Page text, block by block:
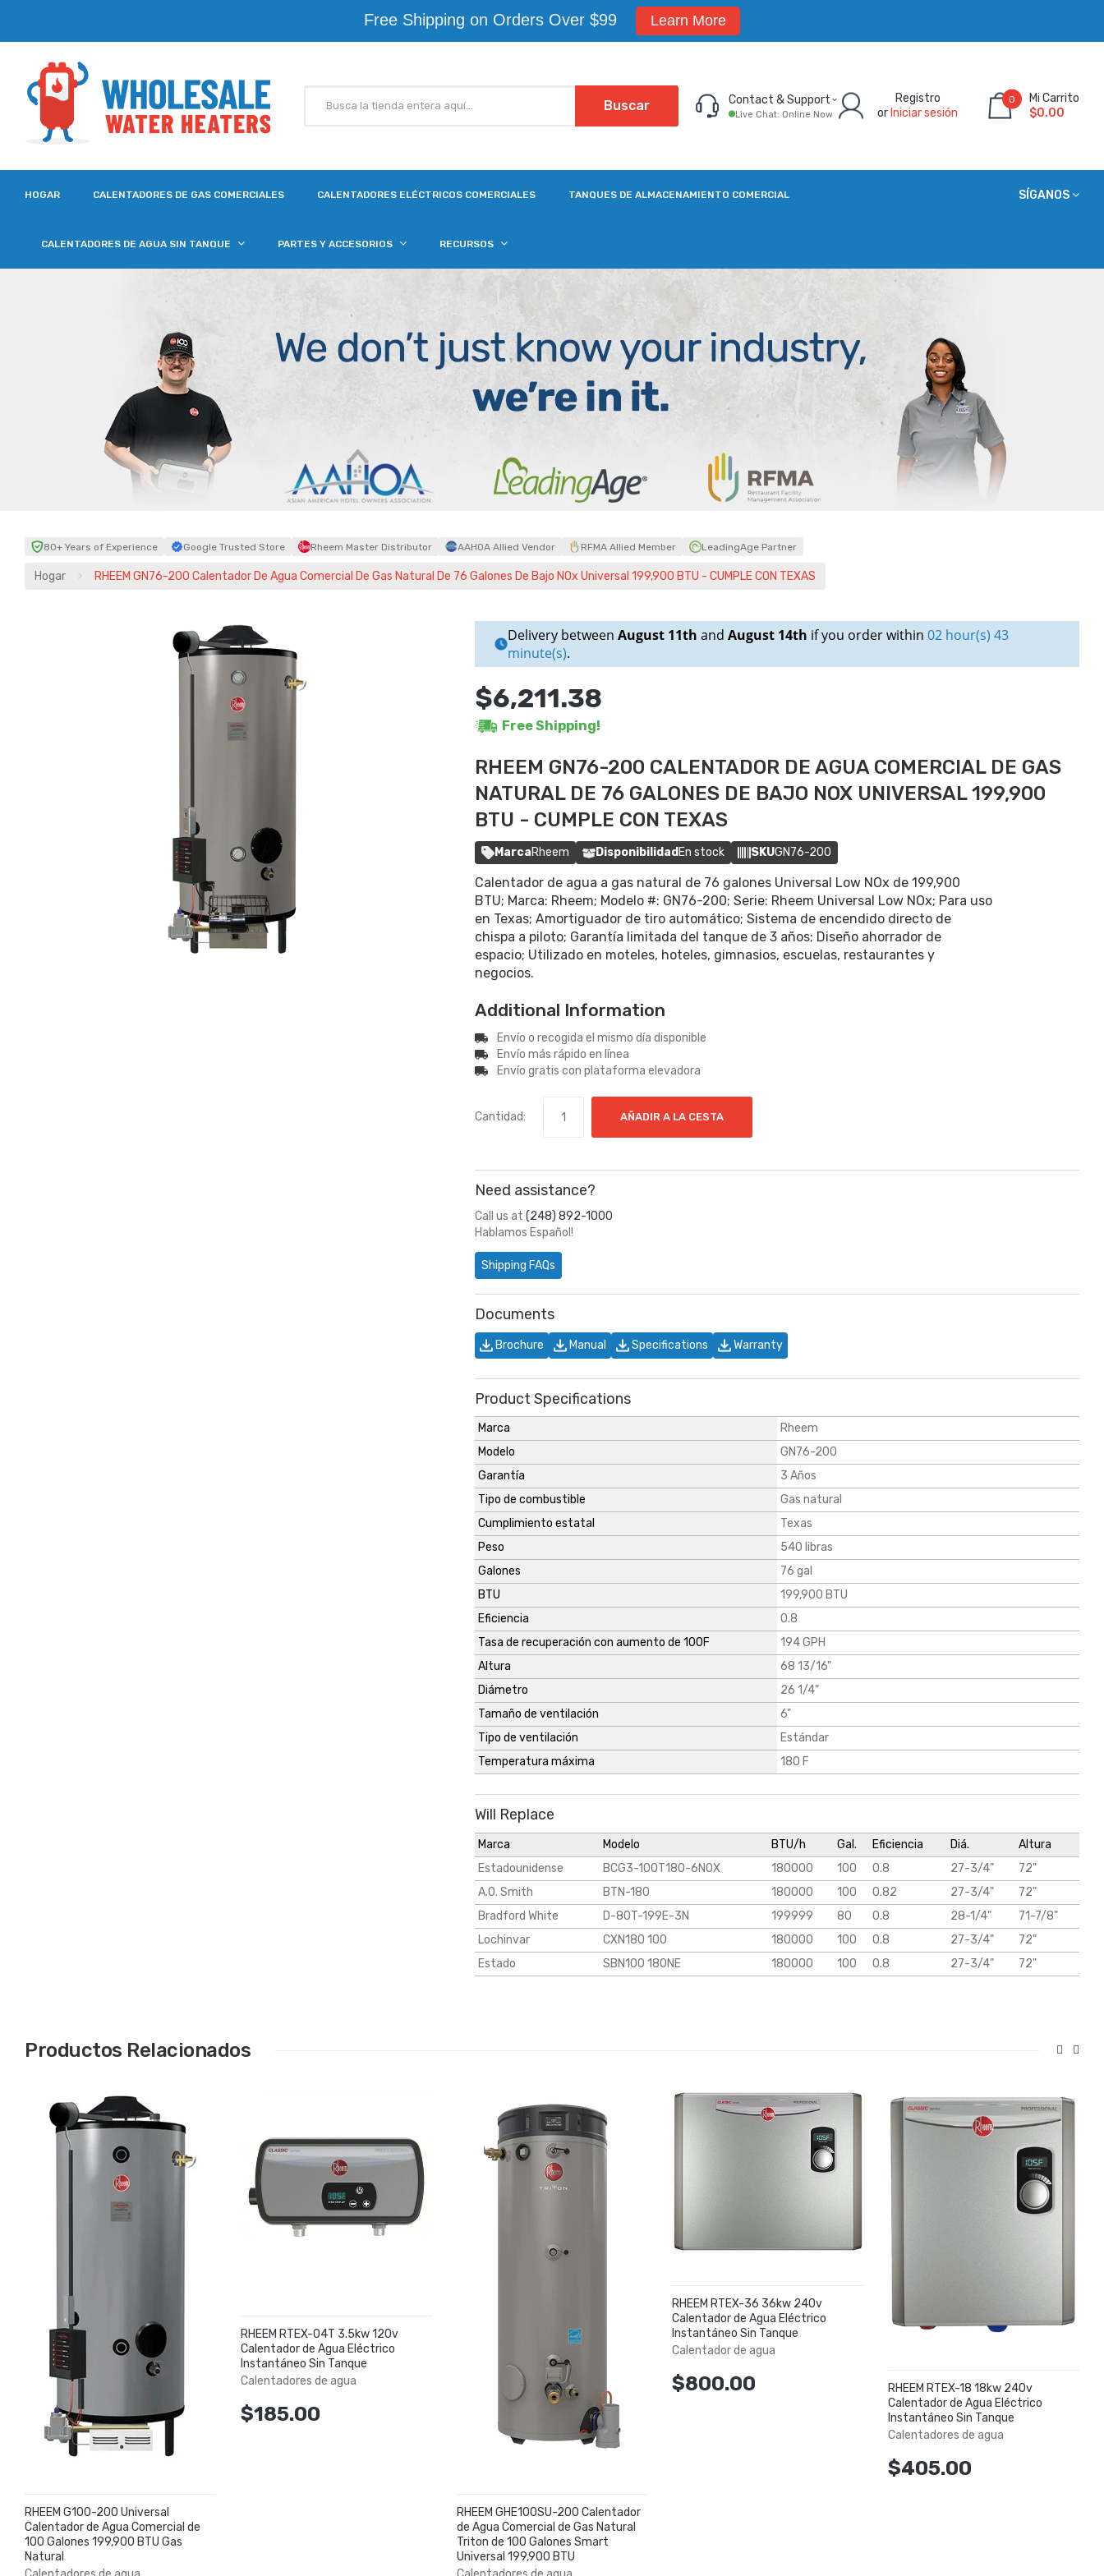
Free Shipping on Orders Over $99 Learn More
Buscar Contact & Support
Live Chat: Online Now
Registro
or Iniciar sesión
0
Mi Carrito
$0.00
SÍGANOS
HOGAR CALENTADORES DE GAS COMERCIALES CALENTADORES ELÉCTRICOS COMERCIALES TANQUES DE ALMACENAMIENTO COMERCIAL
CALENTADORES DE AGUA SIN TANQUE PARTES Y ACCESORIOS RECURSOS
80+ Years of Experience Google Trusted Store Rheem Master Distributor AAHOA Allied Vendor RFMA Allied Member LeadingAge Partner
Hogar RHEEM GN76-200 Calentador De Agua Comercial De Gas Natural De 76 Galones De Bajo NOx Universal 199,900 BTU - CUMPLE CON TEXAS
Delivery between August 11th and August 14th if you order within 02 hour(s) 43
minute(s).
$6,211.38
Free Shipping!
RHEEM GN76-200 CALENTADOR DE AGUA COMERCIAL DE GAS
NATURAL DE 76 GALONES DE BAJO NOX UNIVERSAL 199,900
BTU - CUMPLE CON TEXAS
MarcaRheem Disponibilidad En stock SKUGN76-200
Calentador de agua a gas natural de 76 galones Universal Low NOx de 199,900
BTU; Marca: Rheem; Modelo #: GN76-200; Serie: Rheem Universal Low NOx; Para uso
en Texas; Amortiguador de tiro automático; Sistema de encendido directo de
chispa a piloto; Garantía limitada del tanque de 3 años; Diseño ahorrador de
espacio; Utilizado en moteles, hoteles, gimnasios, escuelas, restaurantes y
negocios.
Additional Information
Envío o recogida el mismo día disponible
Envío más rápido en línea
Envío gratis con plataforma elevadora
Cantidad: AÑADIR A LA CESTA
Need assistance?
Call us at (248) 892-1000
Hablamos Español!
Shipping FAQs
Documents
Brochure Manual Specifications Warranty
Product Specifications
Marca
Rheem
Modelo
GN76-200
Garantía
3 Años
Tipo de combustible
Gas natural
Cumplimiento estatal
Texas
Peso
540 libras
Galones
76 gal
BTU
199,900 BTU
Eficiencia
0.8
Tasa de recuperación con aumento de 100F
194 GPH
Altura
68 13/16"
Diámetro
26 1/4"
Tamaño de ventilación
6"
Tipo de ventilación
Estándar
Temperatura máxima
180 F
Will Replace
Marca Modelo BTU/h Gal. Eficiencia Diá.
Altura
Estadounidense
BCG3-100T180-6N0X 180000 100 0.8 27-3/4"
72"
A.O. Smith
BTN-180 180000 100 0.82 27-3/4"
72"
Bradford White
D-80T-199E-3N 199999 80 0.8 28-1/4"
71-7/8"
Lochinvar
CXN180 100 180000 100 0.8 27-3/4"
72"
Estado
SBN100 180NE 180000 100 0.8 27-3/4" 72"
Productos Relacionados
RHEEM G100-200 Universal
Calentador de Agua Comercial de
100 Galones 199,900 BTU Gas
Natural
RHEEM RTEX-04T 3.5kw 120v
Calentador de Agua Eléctrico
Instantáneo Sin Tanque
Calentadores de agua
$185.00
RHEEM GHE100SU-200 Calentador
de Agua Comercial de Gas Natural
Triton de 100 Galones Smart
Universal 199,900 BTU
RHEEM RTEX-36 36kw 240v
Calentador de Agua Eléctrico
Instantáneo Sin Tanque
Calentador de agua
$800.00
RHEEM RTEX-18 18kw 240v
Calentador de Agua Eléctrico
Instantáneo Sin Tanque
Calentadores de agua
$405.00